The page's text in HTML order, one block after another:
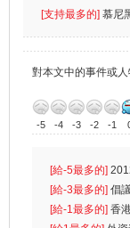
[支持最多的] 慕尼
對本文中的事件或
-5 -4 -3 -2 -1
[給-5最多的]
首位
[給-3最多的] 倡
生
[給-1最多的] 香